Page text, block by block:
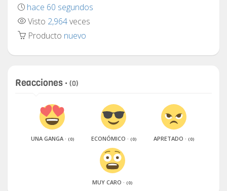
hace 60 segundos
Visto 2,964veces
Producto nuevo
Reacciones · (0)
UNA GANGA · (0) ECONÓMICO · (0) APRETADO · (0)
MUY CARO · (0)